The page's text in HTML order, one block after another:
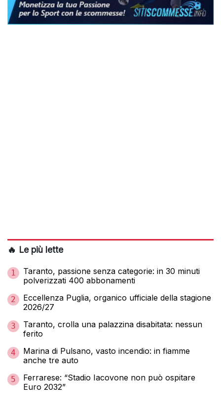
🔥 Le più lette
1
Taranto, passione senza categorie: in 30 minuti
polverizzati 400 abbonamenti
2
Eccellenza Puglia, organico ufficiale della stagione
2026/27
3
Taranto, crolla una palazzina disabitata: nessun
ferito
4
Marina di Pulsano, vasto incendio: in fiamme
anche tre auto
5
Ferrarese: “Stadio Iacovone non può ospitare
Euro 2032”